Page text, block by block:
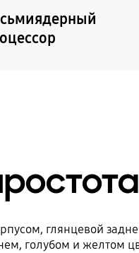
глянцевой
голубом и желтом